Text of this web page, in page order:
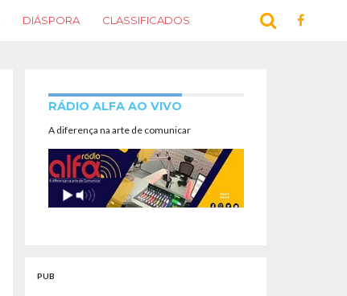
DIÁSPORA CLASSIFICADOS
RÁDIO ALFA AO VIVO
A diferença na arte de comunicar
PUB